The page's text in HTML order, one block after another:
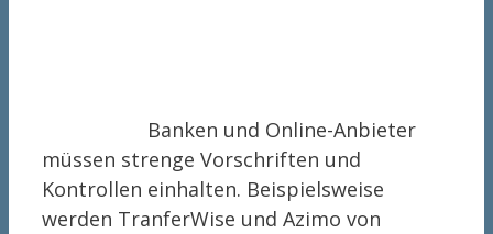
Banken und Online-Anbieter
müssen strenge Vorschriften und
Kontrollen einhalten. Beispielsweise
werden TranferWise und Azimo von